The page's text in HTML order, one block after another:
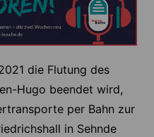
die Flutung des
Hugo beendet wird,
per Bahn zur
in Sehnde